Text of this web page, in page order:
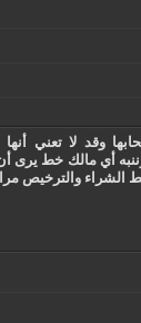
وقد لا تعني
أي مالك خط يرى
الشراء والترخيص